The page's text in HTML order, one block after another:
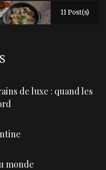
11 Post(s)
de luxe : quand les
monde